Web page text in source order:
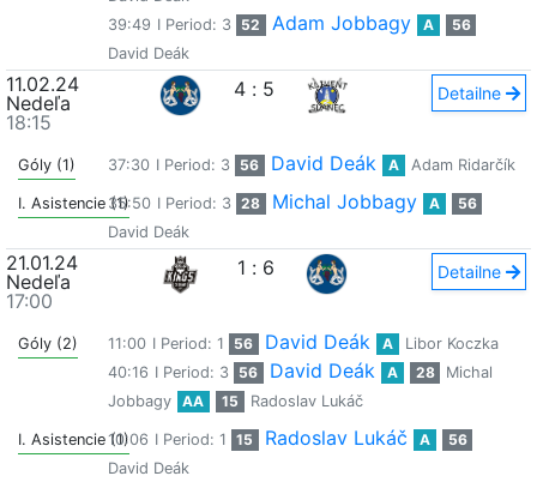
39:49 I Period: 3 52 Adam Jobbagy A
56
David Deák
11.02.24
Nedeľa
18:15
4 : 5 Detailne
Góly (1) 37:30 I Period: 3 56 David Deák A Adam Ridarčík
I. Asistencie (1)35:50 I Period: 3 28 Michal Jobbagy A
56
David Deák
21.01.24
Nedeľa
17:00
1 : 6 Detailne
Góly (2) 11:00 I Period: 1 56 David Deák A
Libor Koczka
40:16 I Period: 3 56 David Deák A 28
Michal
Jobbagy
AA 15 Radoslav Lukáč
I. Asistencie (1)10:06 I Period: 1 15 Radoslav Lukáč A
56
David Deák